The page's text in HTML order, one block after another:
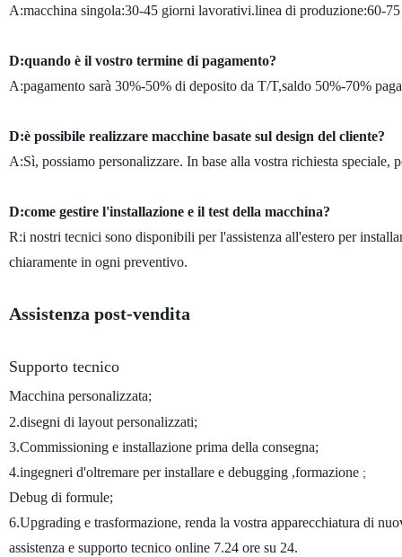
A:macchina singola:30-45 giorni lavorativi.linea di produzione:60-
D:quando è il vostro termine di pagamento?
A:pagamento sarà 30%-50% di deposito da T/T,saldo 50%-70%
D:è possibile realizzare macchine basate sul design del cliente?
A:Sì, possiamo personalizzare. In base alla vostra richiesta
D:come gestire l'installazione e il test della macchina?
R:i nostri tecnici sono disponibili per l'assistenza all'estero per
chiaramente in ogni preventivo.
Assistenza post-vendita
Supporto tecnico
Macchina personalizzata;
2.disegni di layout personalizzati;
3.Commissioning e installazione prima della consegna;
4.ingegneri d'oltremare per installare e debugging ,formazione;
Debug di formule;
6.Upgrading e trasformazione, renda la vostra apparecchiatura di
assistenza e supporto tecnico online 7.24 ore su 24.